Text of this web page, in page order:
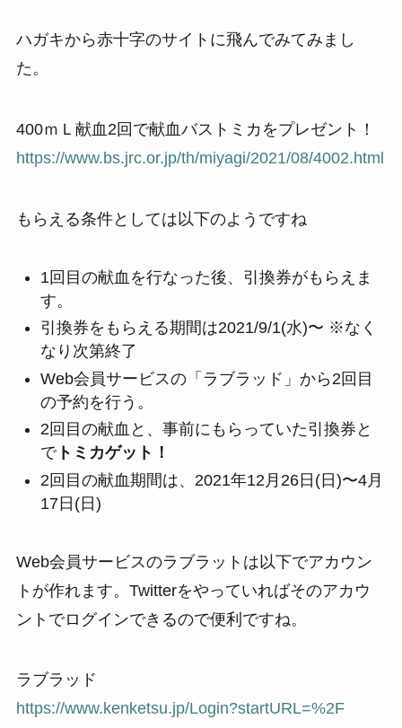
ハガキから赤十字のサイトに飛んでみてみまし
た。
400ｍＬ献血2回で献血バストミカをプレゼント！
https://www.bs.jrc.or.jp/th/miyagi/2021/08/4002.html
もらえる条件としては以下のようですね
1回目の献血を行なった後、引換券がもらえま
す。
引換券をもらえる期間は2021/9/1(水)〜 ※なく
なり次第終了
Web会員サービスの「ラブラッド」から2回目
の予約を行う。
2回目の献血と、事前にもらっていた引換券と
でトミカゲット！
2回目の献血期間は、2021年12月26日(日)〜4月
17日(日)
Web会員サービスのラブラットは以下でアカウン
トが作れます。Twitterをやっていればそのアカウ
ントでログインできるので便利ですね。
ラブラッド
https://www.kenketsu.jp/Login?startURL=%2F